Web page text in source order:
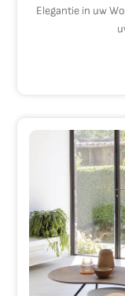
Elegantie in uw